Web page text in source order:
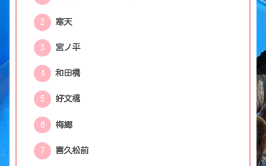
寒天
宮ノ平
和田橋
好文橋
梅郷
喜久松前